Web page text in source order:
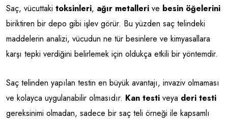
Saç, vücuttaki toksinleri, ağır metalleri ve besin öğelerini
biriktiren bir depo gibi işlev görür. Bu yüzden saç telindeki
maddelerin analizi, vücudun ne tür besinlere ve kimyasallara
karşı tepki verdiğini belirlemek için oldukça etkili bir yöntemdir.
Saç telinden yapılan testin en büyük avantajı, invaziv olmaması
ve kolayca uygulanabilir olmasıdır. Kan testi veya deri testi
gereksinimi olmadan, sadece bir saç teli örneği ile kapsamlı